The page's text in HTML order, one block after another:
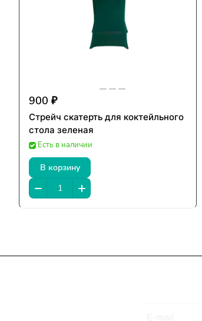
900 ₽
Стрейч скатерть для коктейльного
стола зеленая
Есть в наличии
В корзину